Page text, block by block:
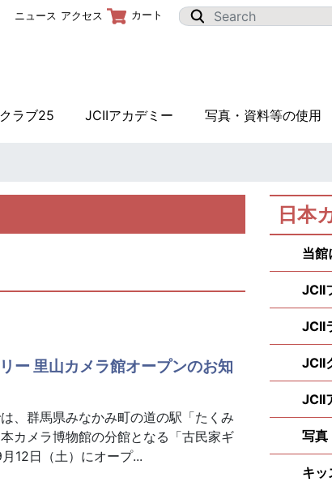
ラブ25 JCIIアカデミー 写真・資料等の使用
ニュース アクセス カート
ー 里山カメラ館オープンのお知
、群馬県みなかみ町の道の駅「たくみ
カメラ博物館の分館となる「古民家ギ
12日（土）にオープ...
日本
当館
JCII
JCII
JCII
JCII
写真
キッ